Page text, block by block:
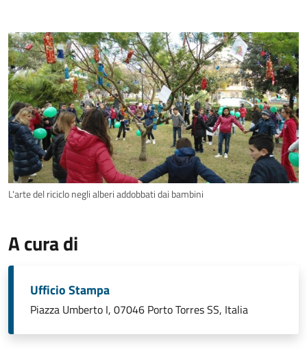
L'arte del riciclo negli alberi addobbati dai bambini
A cura di
Ufficio Stampa
Piazza Umberto I, 07046 Porto Torres SS, Italia